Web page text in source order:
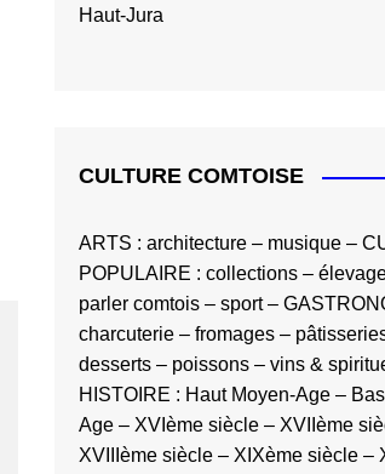
Haut-Jura
CULTURE COMTOISE
ARTS : architecture – musique –
POPULAIRE : collections –
parler comtois – sport–
charcuterie – fromages –
desserts – poissons – vins &
HISTOIRE : Haut Moyen-Age –
Age – XVIème siècle – XVIIème
XVIIIème siècle – XIXème siècle –